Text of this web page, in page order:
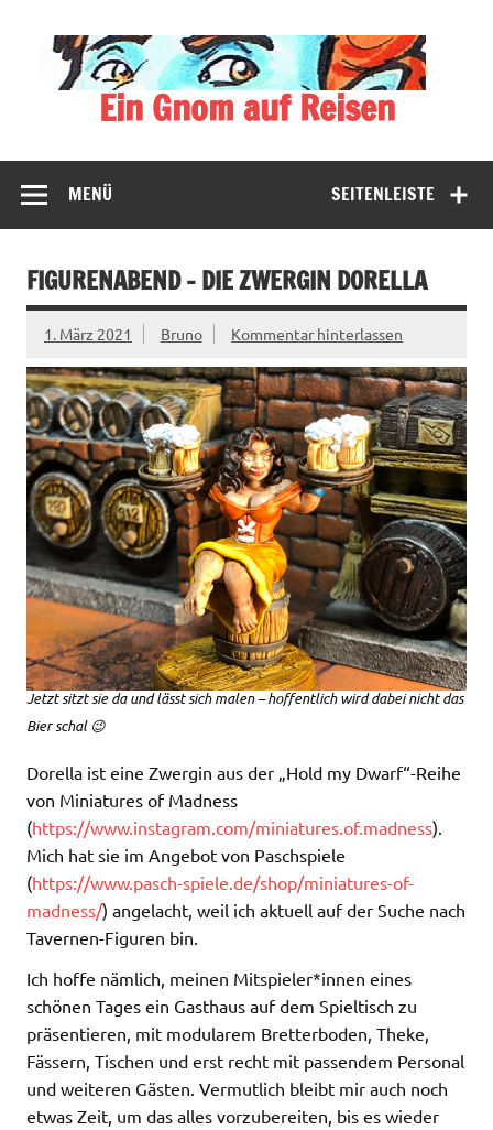
springen
Ein Gnom auf Reisen
SEITENLEISTE
MENÜ
FIGURENABEND – DIE ZWERGIN DORELLA
1. März 2021 Bruno Kommentar hinterlassen
Jetzt sitzt sie da und lässt sich malen – hoffentlich wird dabei nicht das
Bier schal 😉
Dorella ist eine Zwergin aus der „Hold my Dwarf“-Reihe
von Miniatures of Madness
(https://www.instagram.com/miniatures.of.madness).
Mich hat sie im Angebot von Paschspiele
(https://www.pasch-spiele.de/shop/miniatures-of-
madness/) angelacht, weil ich aktuell auf der Suche nach
Tavernen-Figuren bin.
Ich hoffe nämlich, meinen Mitspieler*innen eines
schönen Tages ein Gasthaus auf dem Spieltisch zu
präsentieren, mit modularem Bretterboden, Theke,
Fässern, Tischen und erst recht mit passendem Personal
und weiteren Gästen. Vermutlich bleibt mir auch noch
etwas Zeit, um das alles vorzubereiten, bis es wieder